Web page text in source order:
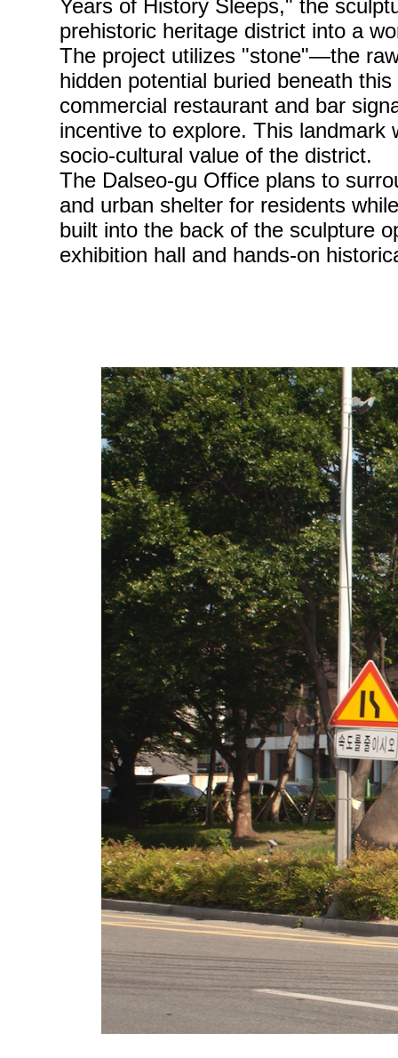
Years of History Sleeps," the
prehistoric heritage district into a
The project utilizes "stone"—the
hidden potential buried beneath
commercial restaurant and bar
incentive to explore. This landmark
socio-cultural value of the district.
The Dalseo-gu Office plans to
and urban shelter for residents
built into the back of the sculpture
exhibition hall and hands-on